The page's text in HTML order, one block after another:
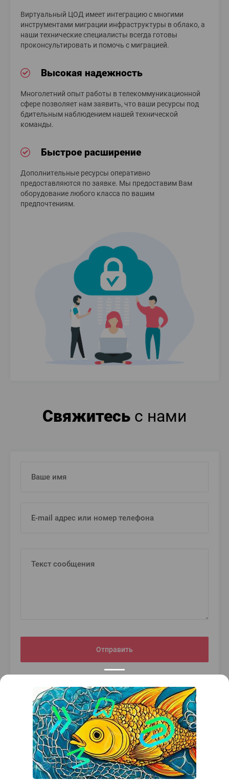
Виртуальный ЦОД имеет интеграцию с многими
инструментами миграции инфраструктуры в облако, а
наши технические специалисты всегда готовы
проконсультировать и помочь с миграцией.
Высокая надежность
Многолетний опыт работы в телекоммуникационной
сфере позволяет нам заявить, что ваши ресурсы под
бдительным наблюдением нашей технической
команды.
Быстрое расширение
Дополнительные ресурсы оперативно
предоставляются по заявке. Мы предоставим Вам
оборудование любого класса по вашим
предпочтениям.
Свяжитесь с нами
Отправить
Telegram:@hostmasteruz_bot
support@hostmaster.uz